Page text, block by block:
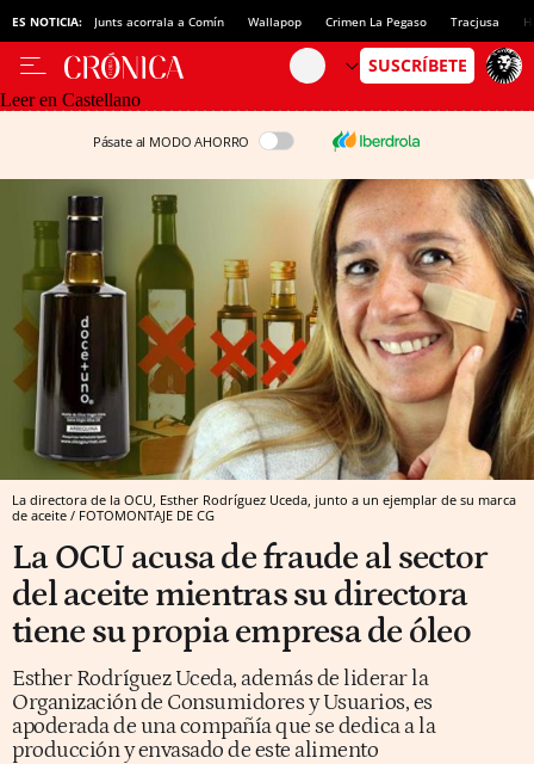
ES NOTICIA: Junts acorrala a Comín Wallapop Crimen La Pegaso Tracjusa
Leer en Castellano
Pásate al MODO AHORRO
La directora de la OCU, Esther Rodríguez Uceda, junto a un ejemplar de su marca
de aceite / FOTOMONTAJE DE CG
La OCU acusa de fraude al sector
del aceite mientras su directora
tiene su propia empresa de óleo
Esther Rodríguez Uceda, además de liderar la
Organización de Consumidores y Usuarios, es
apoderada de una compañía que se dedica a la
producción y envasado de este alimento